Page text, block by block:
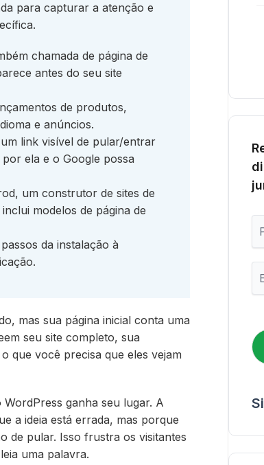
para capturar a atenção e
chamada de página de
antes do seu site
de produtos,
e anúncios.
link visível de pular/entrar
ela e o Google possa
um construtor de sites de
modelos de página de
da instalação à
mas sua página inicial conta uma
seu site completo, sua
que você precisa que eles vejam
ganha seu lugar. A
a ideia está errada, mas porque
de pular. Isso frustra os visitantes
uma palavra.
i
m
N
o
m
m
l
*